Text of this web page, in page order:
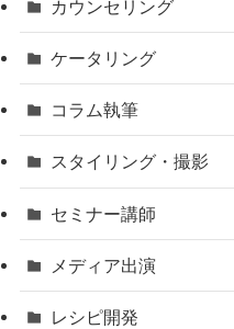
カウンセリング
ケータリング
コラム執筆
スタイリング・撮影
セミナー講師
メディア出演
レシピ開発